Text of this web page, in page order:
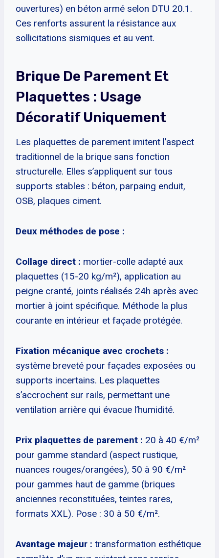
ouvertures) en béton armé selon DTU 20.1.
Ces renforts assurent la résistance aux
sollicitations sismiques et au vent.
Brique De Parement Et
Plaquettes : Usage
Décoratif Uniquement
Les plaquettes de parement imitent l’aspect
traditionnel de la brique sans fonction
structurelle. Elles s’appliquent sur tous
supports stables : béton, parpaing enduit,
OSB, plaques ciment.
Deux méthodes de pose :
Collage direct : mortier-colle adapté aux
plaquettes (15-20 kg/m²), application au
peigne cranté, joints réalisés 24h après avec
mortier à joint spécifique. Méthode la plus
courante en intérieur et façade protégée.
Fixation mécanique avec crochets :
système breveté pour façades exposées ou
supports incertains. Les plaquettes
s’accrochent sur rails, permettant une
ventilation arrière qui évacue l’humidité.
Prix plaquettes de parement : 20 à 40 €/m²
pour gamme standard (aspect rustique,
nuances rouges/orangées), 50 à 90 €/m²
pour gammes haut de gamme (briques
anciennes reconstituées, teintes rares,
formats XXL). Pose : 30 à 50 €/m².
Avantage majeur : transformation esthétique